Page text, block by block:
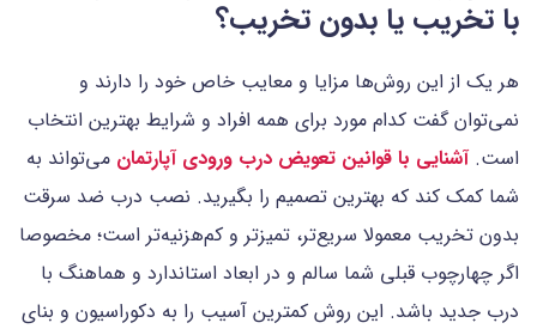
با تخریب یا بدون تخریب؟
هر یک از این روش‌ها مزایا و معایب خاص خود را دارند و
نمی‌توان گفت کدام مورد برای همه افراد و شرایط بهترین انتخاب
است.آشنایی با قوانین تعویض درب ورودی آپارتمان می‌تواند به
شما کمک کند که بهترین تصمیم را بگیرید. نصب درب ضد سرقت
بدون تخریب معمولا سریع‌تر، تمیزتر و کم‌هزنیه‌تر است؛ مخصوصا
اگر چهارچوب قبلی شما سالم و در ابعاد استاندارد و هماهنگ با
درب جدید باشد. این روش کمترین آسیب را به دکوراسیون و بنای